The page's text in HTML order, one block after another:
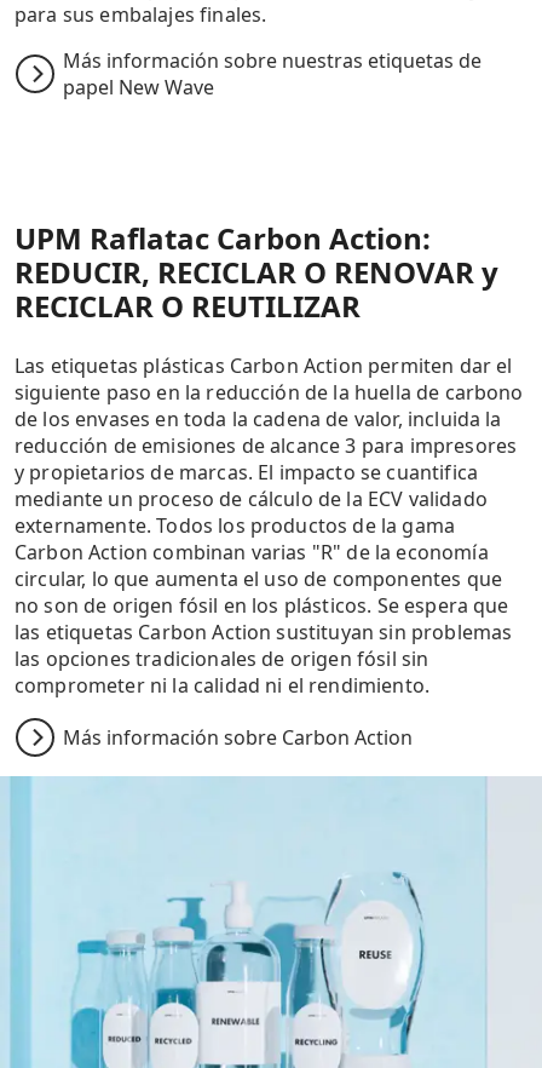
para sus embalajes finales.
Más información sobre nuestras etiquetas de
papel New Wave
UPM Raflatac Carbon Action:
REDUCIR, RECICLAR O RENOVAR y
RECICLAR O REUTILIZAR
Las etiquetas plásticas Carbon Action permiten dar el
siguiente paso en la reducción de la huella de carbono
de los envases en toda la cadena de valor, incluida la
reducción de emisiones de alcance 3 para impresores
y propietarios de marcas. El impacto se cuantifica
mediante un proceso de cálculo de la ECV validado
externamente. Todos los productos de la gama
Carbon Action combinan varias "R" de la economía
circular, lo que aumenta el uso de componentes que
no son de origen fósil en los plásticos. Se espera que
las etiquetas Carbon Action sustituyan sin problemas
las opciones tradicionales de origen fósil sin
comprometer ni la calidad ni el rendimiento.
Más información sobre Carbon Action